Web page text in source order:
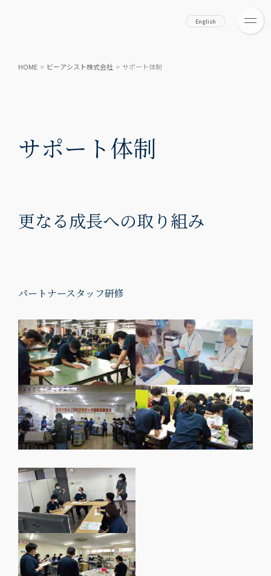
English
HOME > ビーアシスト株式会社 > サポート体制
サポート体制
更なる成長への取り組み
パートナースタッフ研修